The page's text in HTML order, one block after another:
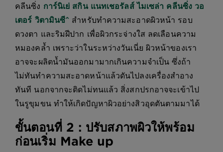
คลีนซิ่ง การ์นิเย่ สกิน แนทเชอรัลส์ ไมเซล่า คลีนซิ่ง วอ
เตอร์ วิตามินซี^ สำหรับทำความสะอาดผิวหน้า รอบ
ดวงตา และริมฝีปาก เพื่อผิวกระจ่างใส ลดเลือนความ
หมองคล้ำ เพราะว่าในระหว่างวันเนี่ย ผิวหน้าของเรา
อาจจะผลิตน้ำมันออกมามากเกินความจำเป็น ซึ่งถ้า
ไม่ทันทำความสะอาดหน้าแล้วดันไปลงเครื่องสำอาง
ทันที นอกจากจะติดไม่ทนแล้ว สิ่งสกปรกอาจจะเข้าไป
ในรูขุมขน ทำให้เกิดปัญหาผิวอย่างสิวอุดตันตามมาได้
ขั้นตอนที่ 2 : ปรับสภาพผิวให้พร้อม
ก่อนเริ่ม Make up